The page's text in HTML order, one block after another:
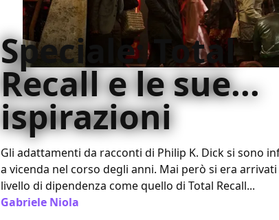
Speciale: Total
Recall e le sue...
ispirazioni
Gli adattamenti da racconti di Philip K. Dick si sono
a vicenda nel corso degli anni. Mai però si era
livello di dipendenza come quello di Total Recall...
Gabriele Niola